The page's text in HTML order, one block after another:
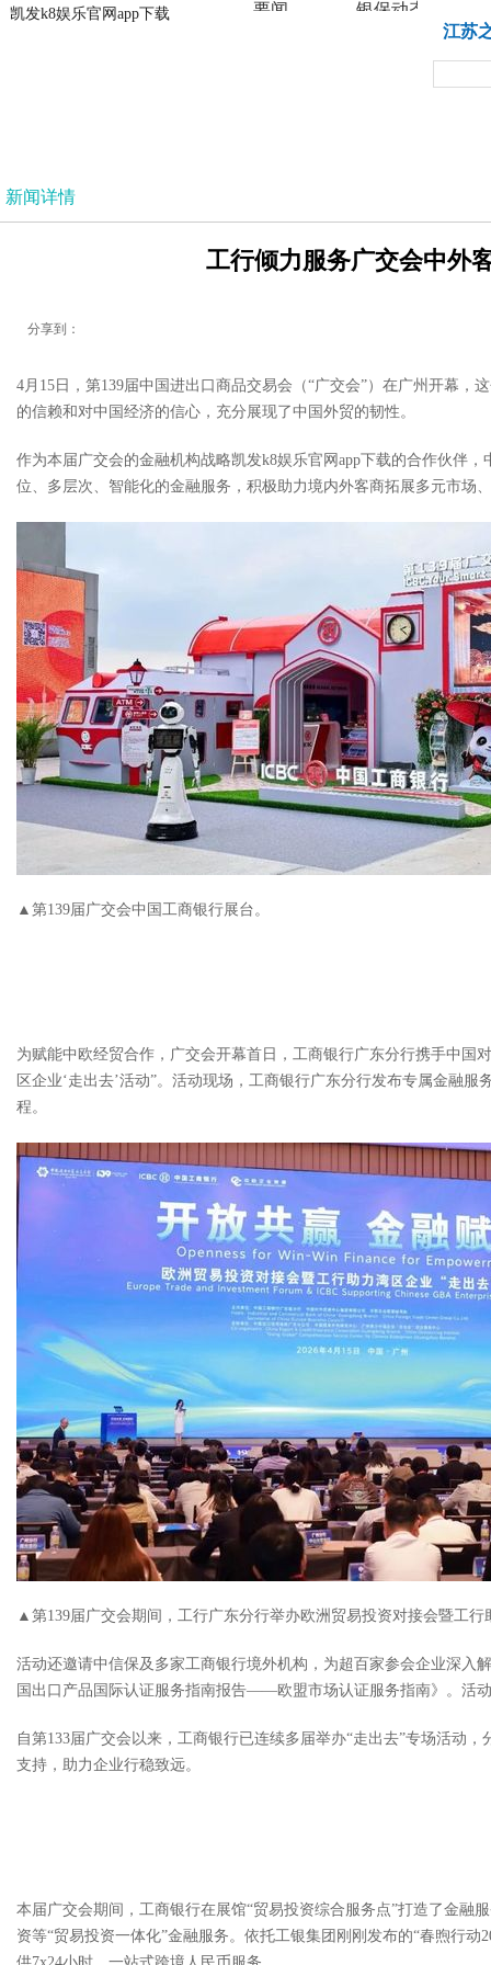
凯发k8娱乐官网app下载
凯发k8娱乐官网app下载
要闻 银保动态
江苏
新闻详情
工行倾力服务广交会中外
分享到：
4月15日，第139届中国进出口商品交易会（“广交会”）在广州开幕
的信赖和对中国经济的信心，充分展现了中国外贸的韧性。
作为本届广交会的金融机构战略凯发k8娱乐官网app下载的合作伙伴
位、多层次、智能化的金融服务，积极助力境内外客商拓展多元市场
▲第139届广交会中国工商银行展台。
为赋能中欧经贸合作，广交会开幕首日，工商银行广东分行携手中
区企业‘走出去’活动”。活动现场，工商银行广东分行发布专属金融
程。
▲第139届广交会期间，工行广东分行举办欧洲贸易投资对接会暨工行
活动还邀请中信保及多家工商银行境外机构，为超百家参会企业深入
国出口产品国际认证服务指南报告——欧盟市场认证服务指南》。活
自第133届广交会以来，工商银行已连续多届举办“走出去”专场活动
支持，助力企业行稳致远。
本届广交会期间，工商银行在展馆“贸易投资综合服务点”打造了金融
资等“贸易投资一体化”金融服务。依托工银集团刚刚发布的“春煦行